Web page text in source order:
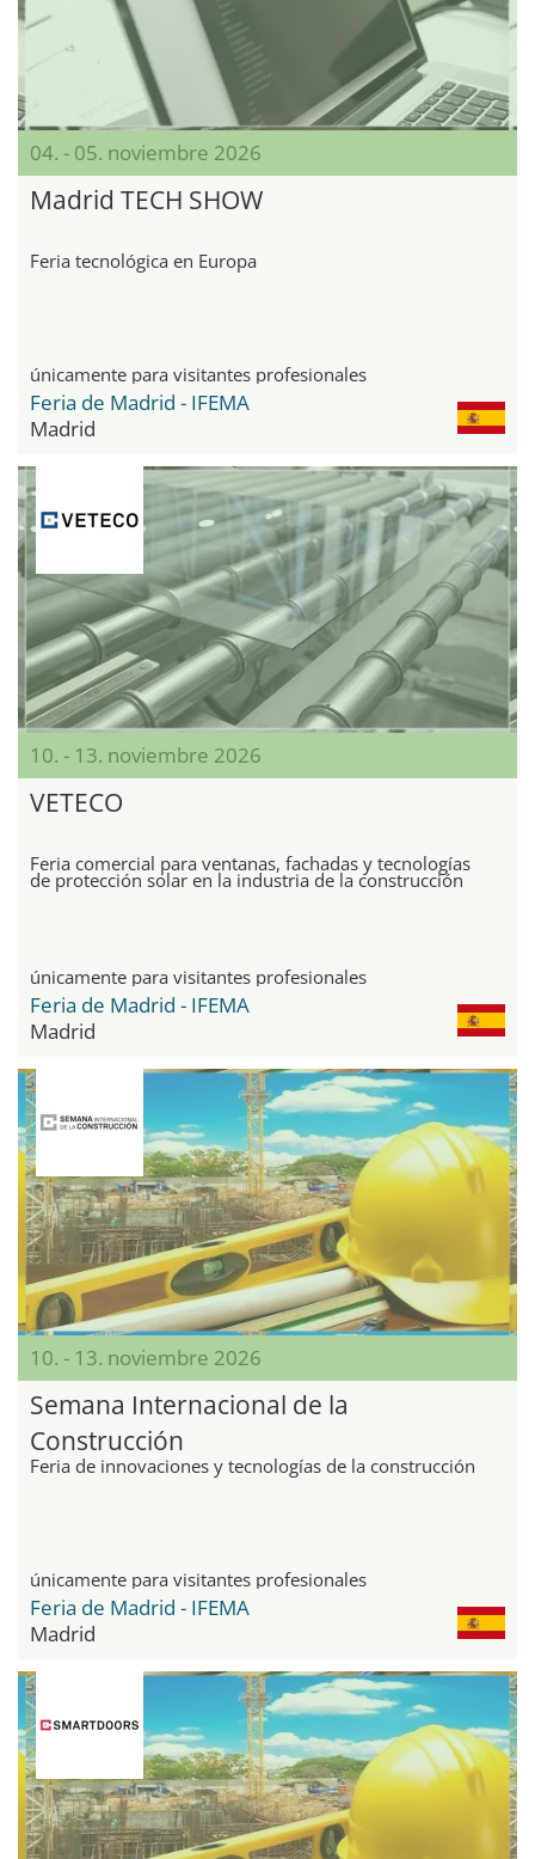
04. - 05. noviembre 2026
Madrid TECH SHOW
Feria tecnológica en Europa
únicamente para visitantes profesionales
Feria de Madrid - IFEMA
Madrid
10. - 13. noviembre 2026
VETECO
Feria comercial para ventanas, fachadas y tecnologías
de protección solar en la industria de la construcción
únicamente para visitantes profesionales
Feria de Madrid - IFEMA
Madrid
10. - 13. noviembre 2026
Semana Internacional de la
Construcción
Feria de innovaciones y tecnologías de la construcción
únicamente para visitantes profesionales
Feria de Madrid - IFEMA
Madrid